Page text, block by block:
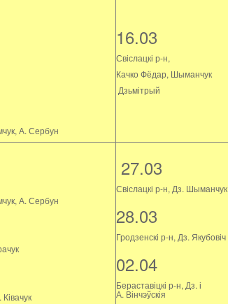
А. Сербун
16.03
Свіслацкі р-н,
Качко Фёдар, Шыманчук
Дзьмітрый
А. Сербун
27.03
Свіслацкі р-н, Дз. Шыманчук
28.03
Гродзенскі р-н, Дз. Якубовіч
02.04
Бераставіцкі р-н, Дз. і
А. Вінчэўскія